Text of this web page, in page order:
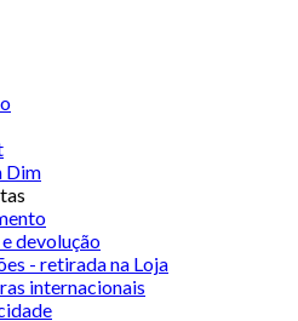
Dim
devolução
- retirada na Loja
internacionais